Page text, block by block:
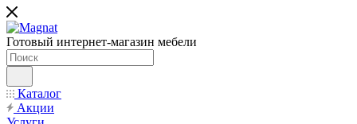
Готовый интернет-магазин мебели
Каталог
Акции